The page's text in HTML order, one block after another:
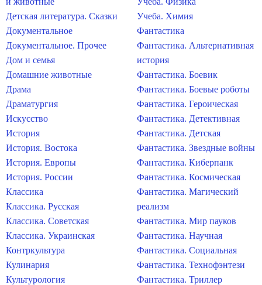
Детская литература. Сказки
Документальное
Документальное. Прочее
Дом и семья
Домашние животные
Драма
Драматургия
Искусство
История
История. Востока
История. Европы
История. России
Классика
Классика. Русская
Классика. Советская
Классика. Украинская
Контркультура
Кулинария
Культурология
Учеба. Химия
Фантастика
Фантастика. Альтернативная
история
Фантастика. Боевик
Фантастика. Боевые роботы
Фантастика. Героическая
Фантастика. Детективная
Фантастика. Детская
Фантастика. Звездные войны
Фантастика. Киберпанк
Фантастика. Космическая
Фантастика. Магический
реализм
Фантастика. Мир пауков
Фантастика. Научная
Фантастика. Социальная
Фантастика. Технофэнтези
Фантастика. Триллер